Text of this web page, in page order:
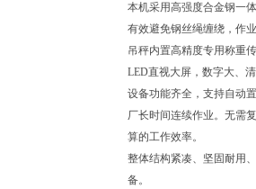
本机采用高强度合金钢一
有效避免钢丝绳缠绕，作
吊秤内置高精度专用称重
LED直视大屏，数字大、
设备功能齐全，支持自动
厂长时间连续作业。无需
算的工作效率。
整体结构紧凑、坚固耐用
备。